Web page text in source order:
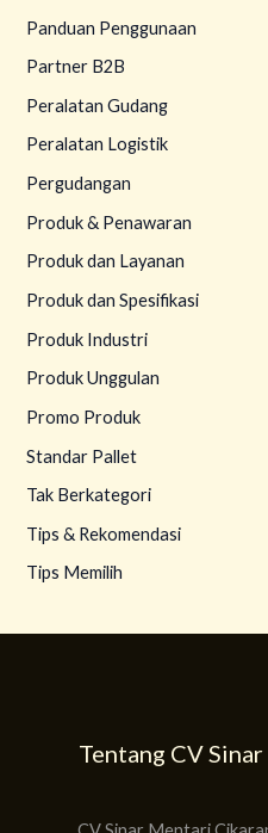
Panduan Penggunaan
Partner B2B
Peralatan Gudang
Peralatan Logistik
Pergudangan
Produk & Penawaran
Produk dan Layanan
Produk dan Spesifikasi
Produk Industri
Produk Unggulan
Promo Produk
Standar Pallet
Tak Berkategori
Tips & Rekomendasi
Tips Memilih
Tentang CV